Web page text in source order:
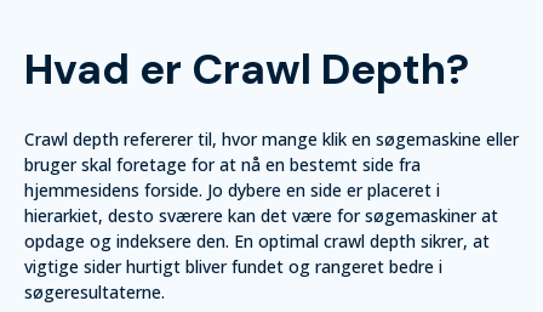
Hvad er Crawl Depth?
Crawl depth refererer til, hvor mange klik en søgemaskine eller
bruger skal foretage for at nå en bestemt side fra
hjemmesidens forside. Jo dybere en side er placeret i
hierarkiet, desto sværere kan det være for søgemaskiner at
opdage og indeksere den. En optimal crawl depth sikrer, at
vigtige sider hurtigt bliver fundet og rangeret bedre i
søgeresultaterne.